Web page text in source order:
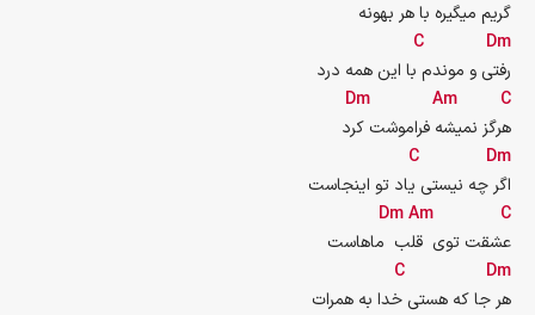
گریم میگیره با هر بهونه
C
Dm
رفتی و موندم با این همه درد
Dm
Am
C
هرگز نمیشه فراموشت کرد
C
Dm
اگر چه نیستی یاد تو اینجاست
DmAm
C
عشقت توی  قلب  ماهاست
C
Dm
هر جا که هستی خدا به همرات